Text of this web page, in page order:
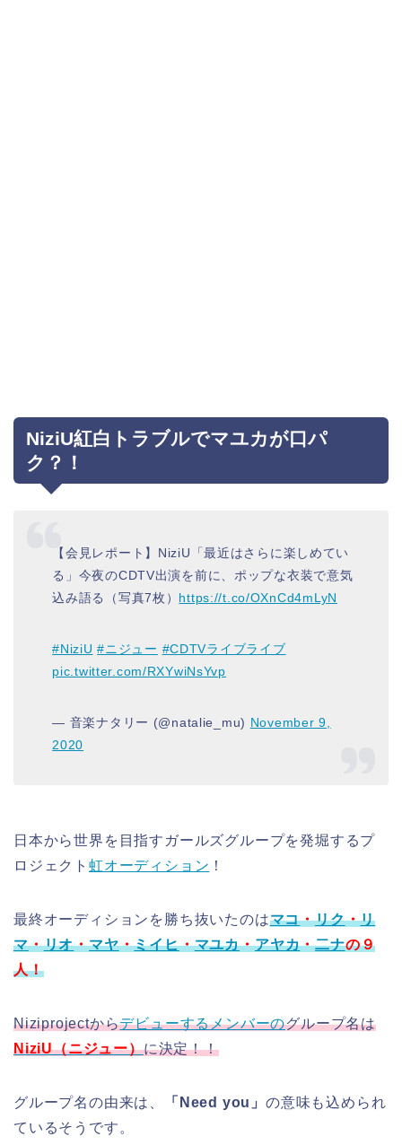
NiziU紅白トラブルでマユカが口パ
ク？！
【会見レポート】NiziU「最近はさらに楽しめてい
る」今夜のCDTV出演を前に、ポップな衣装で意気
込み語る（写真7枚） https://t.co/OXnCd4mLyN
#NiziU #ニジュー #CDTVライブライブ
pic.twitter.com/RXYwiNsYvp
— 音楽ナタリー (@natalie_mu) November 9,
2020
日本から世界を目指すガールズグループを発堀するプ
ロジェクト 虹オーディション ！
最終オーディションを勝ち抜いたのはマコ・リク・リ
マ・リオ・マヤ・ミイヒ・マユカ・アヤカ・二ナの９
人！
Niziprojectからデビューするメンバーのグループ名は
NiziU（ニジュー）に決定！！
グループ名の由来は、 「Need you」 の意味も込められ
ているそうです。